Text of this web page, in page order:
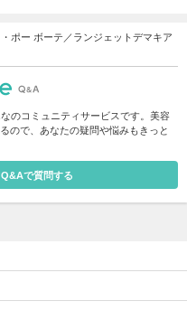
ポー ボーテ／ランジェットデマキア
のコミュニティサービスです。美容
ので、あなたの疑問や悩みもきっと
で質問する